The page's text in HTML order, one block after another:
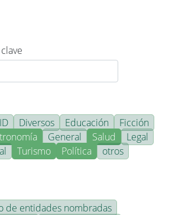
Diversos Educación
Ficción
General Salud
Legal
Turismo Política otros
de entidades nombradas